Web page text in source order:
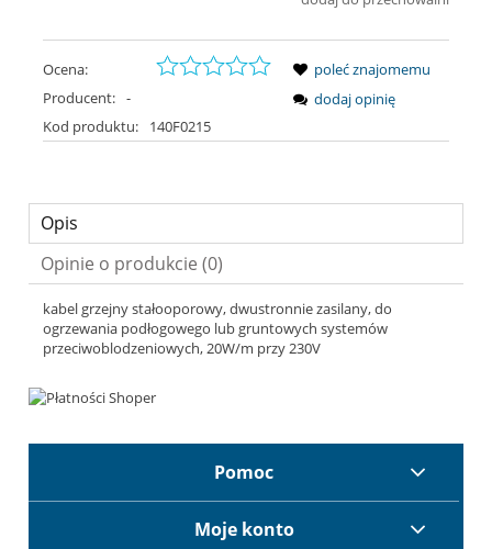
Ocena:
Producent: -
Kod produktu:
140F0215
poleć znajomemu
dodaj opinię
Opis
Opinie o produkcie (0)
kabel grzejny stałooporowy, dwustronnie zasilany, do
ogrzewania podłogowego lub gruntowych systemów
przeciwoblodzeniowych, 20W/m przy 230V
Pomoc
Moje konto